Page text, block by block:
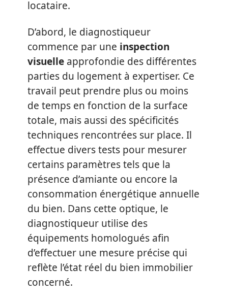
locataire.
D’abord, le diagnostiqueur
commence par une inspection
visuelle approfondie des différentes
parties du logement à expertiser. Ce
travail peut prendre plus ou moins
de temps en fonction de la surface
totale, mais aussi des spécificités
techniques rencontrées sur place. Il
effectue divers tests pour mesurer
certains paramètres tels que la
présence d’amiante ou encore la
consommation énergétique annuelle
du bien. Dans cette optique, le
diagnostiqueur utilise des
équipements homologués afin
d’effectuer une mesure précise qui
reflète l’état réel du bien immobilier
concerné.